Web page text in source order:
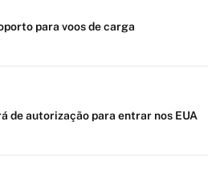
para voos de carga
de autorização para entrar nos EUA